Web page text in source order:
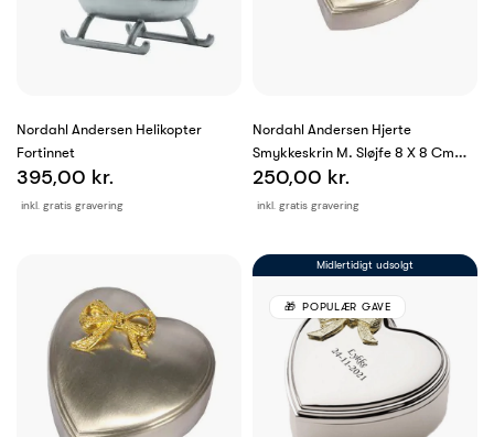
Nordahl Andersen Helikopter
Fortinnet
inkl. gratis gravering
395,00 kr.
Nordahl Andersen Hjerte
Smykkeskrin M. Sløjfe 8 X 8 Cm
Fortinnet
inkl. gratis gravering
250,00 kr.
Midlertidigt udsolgt
POPULÆR GAVE